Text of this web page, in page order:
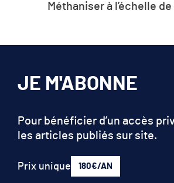
Méthaniser à l’échelle de la
JE M'ABONNE
Pour bénéficier d’un accès
les articles publiés sur site.
Prix unique 180€/AN